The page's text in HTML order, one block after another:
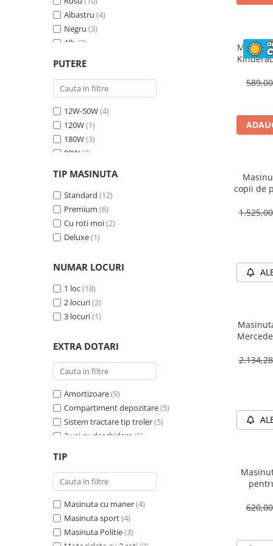
Albastru (4)
Negru (3)
Alb (2)
Galben
PUTERE
12W-50W(4)
120W(1)
180W(3)
90W (3)
30W (1)
60W(2)
TIP MASINUTA
Standard (12)
Premium (6)
Cu roti moi(2)
Deluxe(1)
NUMAR LOCURI
1 loc(18)
2 locuri(2)
3 locuri(1)
EXTRA DOTARI
Amortizoare(9)
Compartiment depozitare(5)
Sistem tractare tip troler(5)
2 usi cu deschidere (5)
Schimbator viteza
Bluetooth(4)
Baterie detasabila(3)
Megafon (2)
4X4 (2)
TIP
Masinuta cu maner(4)
Masinuta sport(4)
Masinuta Politie(3)
copii de
90W,